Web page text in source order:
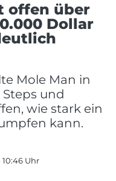
offen über
Dollar
Mole Man in
und
wie stark ein
kann.
10:46 Uhr